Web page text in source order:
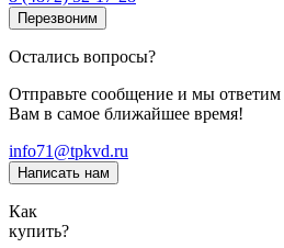
Перезвоним
Остались вопросы?
Отправьте сообщение и мы ответим
Вам в самое ближайшее время!
info71@tpkvd.ru
Написать нам
Как
купить?